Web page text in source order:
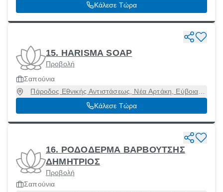
Κάλεσε Τώρα
15. HARISMA SOAP
Προβολή
Σαπούνια
Πάροδος Εθνικής Αντιστάσεως, Νέα Αρτάκη, Εύβοια,
34600
Κάλεσε Τώρα
16. ΡΟΔΟΔΕΡΜΑ ΒΑΡΒΟΥΤΣΗΣ
ΔΗΜΗΤΡΙΟΣ
Προβολή
Σαπούνια